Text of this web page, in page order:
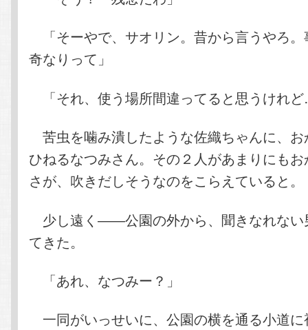
「そーやで、サオリン。昔から言うやろ
奇なりって」
「それ、使う場所間違ってると思うけれ
苦虫を噛み潰したような佐織ちゃんに、
ひねるなつみさん。その２人があまりにも
さが、吹きだしそうなのをこらえていると。
少し遠く――公園の外から、聞きなれない
てきた。
「あれ、なつみー？」
一同がいっせいに、公園の横を通る小道